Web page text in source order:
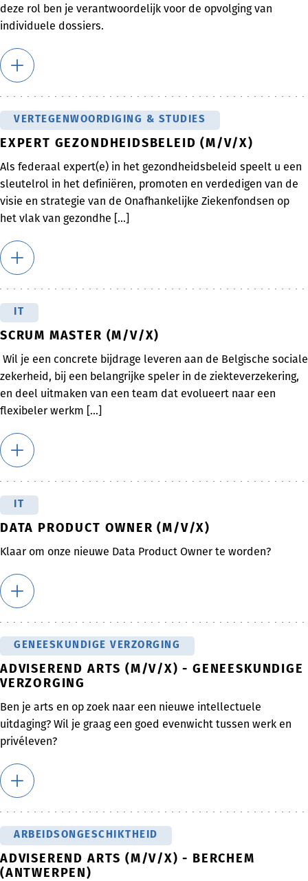
deze rol ben je verantwoordelijk voor de opvolging van
individuele dossiers.
VERTEGENWOORDIGING & STUDIES
EXPERT GEZONDHEIDSBELEID (M/V/X)
Als federaal expert(e) in het gezondheidsbeleid speelt u een
sleutelrol in het definiëren, promoten en verdedigen van de
visie en strategie van de Onafhankelijke Ziekenfondsen op
het vlak van gezondhe [...]
SCRUM MASTER (M/V/X)
Wil je een concrete bijdrage leveren aan de Belgische sociale
zekerheid, bij een belangrijke speler in de ziekteverzekering,
en deel uitmaken van een team dat evolueert naar een
flexibeler werkm [...]
DATA PRODUCT OWNER (M/V/X)
Klaar om onze nieuwe Data Product Owner te worden?
GENEESKUNDIGE VERZORGING
ADVISEREND ARTS (M/V/X) - GENEESKUNDIGE
VERZORGING
Ben je arts en op zoek naar een nieuwe intellectuele
uitdaging? Wil je graag een goed evenwicht tussen werk en
privéleven?
ARBEIDSONGESCHIKTHEID
ADVISEREND ARTS (M/V/X) - BERCHEM
(ANTWERPEN)